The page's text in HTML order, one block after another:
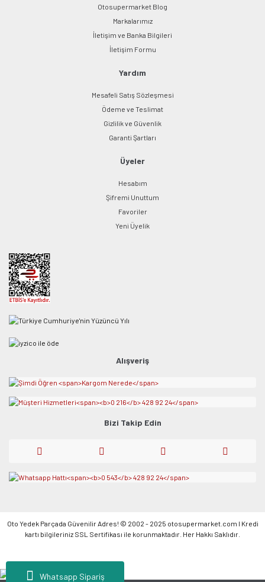
Whatsapp Sipariş
Gönder
Otosupermarket Blog
Markalarımız
İletişim ve Banka Bilgileri
İletişim Formu
Yardım
Mesafeli Satış Sözleşmesi
Ödeme ve Teslimat
Gizlilik ve Güvenlik
Garanti Şartları
Üyeler
Hesabım
Şifremi Unuttum
Favoriler
Yeni Üyelik
Alışveriş
Bizi Takip Edin
Oto Yedek Parçada Güvenilir Adres! © 2002 - 2025 otosupermarket.com l Kredi
kartı bilgileriniz SSL Sertifikası ile korunmaktadır. Her Hakkı Saklıdır.